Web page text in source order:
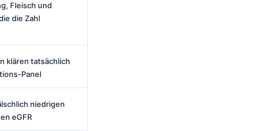
Fleisch und
die Zahl
klären tatsächlich
Panel
niedrigen
eGFR